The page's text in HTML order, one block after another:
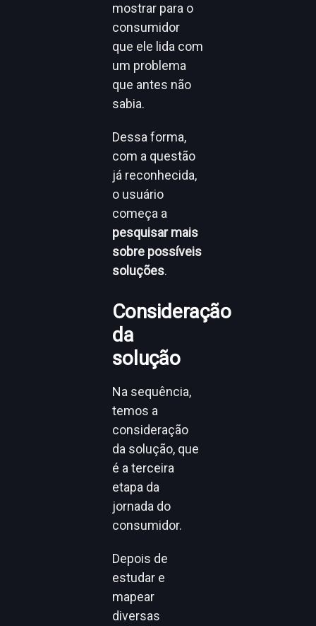
mostrar para o
consumidor
que ele lida com
um problema
que antes não
sabia.
Dessa forma,
com a questão
já reconhecida,
o usuário
começa a
pesquisar mais
sobre possíveis
soluções.
Consideração
da
solução
Na sequência,
temos a
consideração
da solução, que
é a terceira
etapa da
jornada do
consumidor.
Depois de
estudar e
mapear
diversas